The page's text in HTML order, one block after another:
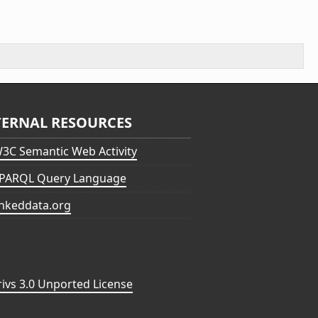
RESOURCES
Semantic Web Activity
Query Language
3.0 Unported License